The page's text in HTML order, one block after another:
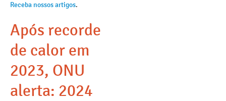
Receba nossos artigos.
Após recorde
de calor em
2023, ONU
alerta: 2024